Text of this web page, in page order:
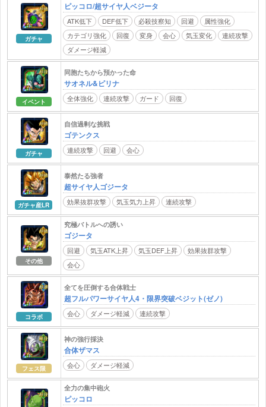
ガチャ
ピッコロ/超サイヤ人ベジータ
ATK低下 DEF低下 必殺技察知 回避
属性強化
カテゴリ強化
回復 変身 会心 気玉変化
連続攻撃
ダメージ軽減
イベント
同胞たちから預かった命
サオネル&ピリナ
全体強化 連続攻撃 ガード 回復
ガチャ
自信過剰な挑戦
ゴテンクス
連続攻撃 回避 会心
ガチャ産LR
泰然たる強者
超サイヤ人ゴジータ
効果抜群攻撃 気玉気力上昇 連続攻撃
その他
究極バトルへの誘い
ゴジータ
回避 気玉ATK上昇 気玉DEF上昇
効果抜群攻撃
会心
コラボ
全てを圧倒する合体戦士
超フルパワーサイヤ人4・限界突破ベジット(ゼノ)
会心 ダメージ軽減 連続攻撃
フェス限
神の強行採決
合体ザマス
会心 ダメージ軽減
全力の集中砲火
ピッコロ